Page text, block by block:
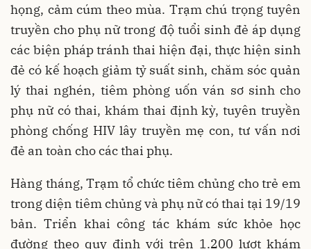
họng, cảm cúm theo mùa. Trạm chú trọng tuyên
truyền cho phụ nữ trong độ tuổi sinh đẻ áp dụng
các biện pháp tránh thai hiện đại, thực hiện sinh
đẻ có kế hoạch giảm tỷ suất sinh, chăm sóc quản
lý thai nghén, tiêm phòng uốn ván sơ sinh cho
phụ nữ có thai, khám thai định kỳ, tuyên truyền
phòng chống HIV lây truyền mẹ con, tư vấn nơi
đẻ an toàn cho các thai phụ.
Hàng tháng, Trạm tổ chức tiêm chủng cho trẻ em
trong diện tiêm chủng và phụ nữ có thai tại 19/19
bản. Triển khai công tác khám sức khỏe học
đường theo quy định với trên 1.200 lượt khám